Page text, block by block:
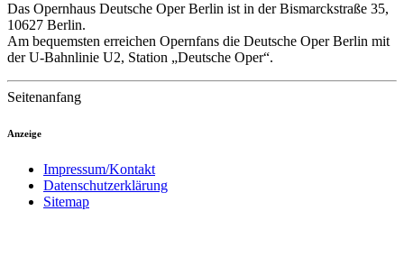
Das Opernhaus Deutsche Oper Berlin ist in der Bismarckstraße 35,
10627 Berlin.
Am bequemsten erreichen Opernfans die Deutsche Oper Berlin mit
der U-Bahnlinie U2, Station „Deutsche Oper“.
Seitenanfang
Anzeige
Impressum/Kontakt
Datenschutzerklärung
Sitemap